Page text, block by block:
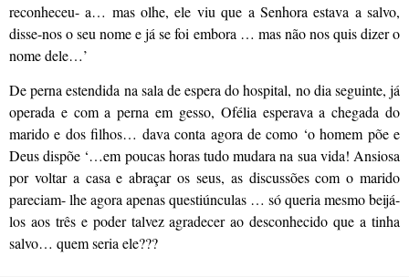
reconheceu- a… mas olhe, ele viu que a Senhora estava a salvo,
disse-nos o seu nome e já se foi embora … mas não nos quis dizer o
nome dele…’
De perna estendida na sala de espera do hospital, no dia seguinte, já
operada e com a perna em gesso, Ofélia esperava a chegada do
marido e dos filhos… dava conta agora de como ‘o homem põe e
Deus dispõe ‘…em poucas horas tudo mudara na sua vida! Ansiosa
por voltar a casa e abraçar os seus, as discussões com o marido
pareciam- lhe agora apenas questiúnculas … só queria mesmo beijá-
los aos três e poder talvez agradecer ao desconhecido que a tinha
salvo… quem seria ele???